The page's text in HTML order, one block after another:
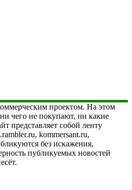
проектом. На этом
чего не покупают, ни какие
представляет собой ленту
kommersant.ru,
без искажения,
публикуемых новостей